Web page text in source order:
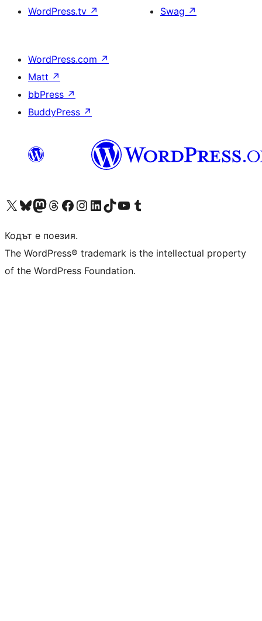
WordPress.tv ↗
Swag ↗
WordPress.com ↗
Matt ↗
bbPress ↗
BuddyPress ↗
Visit our X (formerly Twitter) account
Visit our Bluesky account
Visit our Mastodon account
Visit our Threads account
Посетете нашата страница във Facebook
Посетете нашия профил в Instagram
Посетете нашия профил в LinkedIn
Visit our TikTok account
Visit our YouTube channel
Visit our Tumblr account
Кодът е поезия.
The WordPress® trademark is the intellectual property
of the WordPress Foundation.